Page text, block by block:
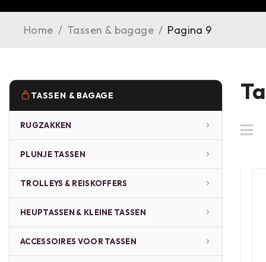
Home / Tassen & bagage / Pagina 9
TASSEN & BAGAGE
RUGZAKKEN
PLUNJE TASSEN
TROLLEYS & REISKOFFERS
HEUPTASSEN & KLEINE TASSEN
ACCESSOIRES VOOR TASSEN